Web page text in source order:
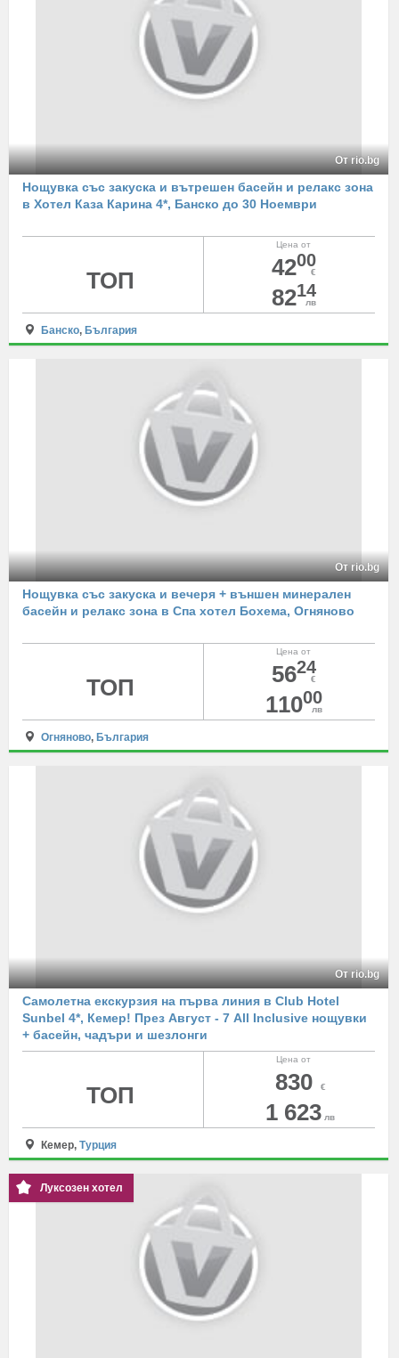
От rio.bg
Нощувка със закуска и вътрешен басейн и релакс зона
в Хотел Каза Карина 4*, Банско до 30 Ноември
Цена от
4200
€
8214
лв
ТОП
Банско, България
От rio.bg
Нощувка със закуска и вечеря + външен минерален
басейн и релакс зона в Спа хотел Бохема, Огняново
Цена от
5624
€
11000
лв
ТОП
Огняново, България
От rio.bg
Самолетна екскурзия на първа линия в Club Hotel
Sunbel 4*, Кемер! През Август - 7 All Inclusive нощувки
+ басейн, чадъри и шезлонги
Цена от
830 €
1 623 лв
ТОП
Кемер,Турция
Луксозен хотел